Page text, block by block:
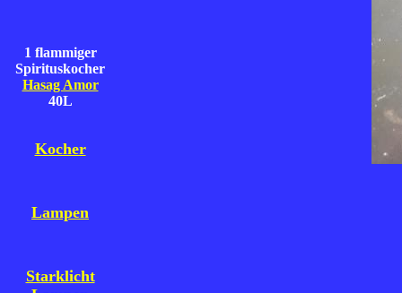
1 flammiger
Spirituskocher
Hasag Amor
40L
Kocher
Lampen
Starklicht